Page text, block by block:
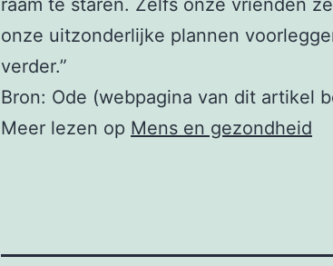
raam te staren. Zelfs onze vrienden
onze uitzonderlijke plannen
verder.”
Bron: Ode (webpagina van dit artikel
Meer lezen op Mens en gezondheid